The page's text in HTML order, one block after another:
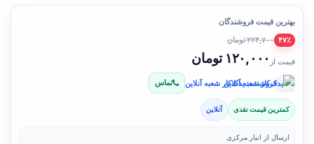
بهترین قیمت فروشندگان
۴۷٪ ۲۲۴,۷۰۰ تومان
قیمت از ۱۲۰,۰۰۰ تومان
فروشنده: یدک‌کار شعبه آنلاین تماس
کمترین قیمت نقدی آنلاین
ارسال از انبار مرکزی